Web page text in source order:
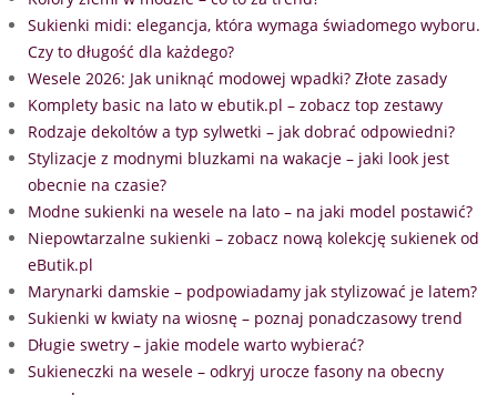
Sukienki midi: elegancja, która wymaga świadomego wyboru.
Czy to długość dla każdego?
Wesele 2026: Jak uniknąć modowej wpadki? Złote zasady
Komplety basic na lato w ebutik.pl – zobacz top zestawy
Rodzaje dekoltów a typ sylwetki – jak dobrać odpowiedni?
Stylizacje z modnymi bluzkami na wakacje – jaki look jest
obecnie na czasie?
Modne sukienki na wesele na lato – na jaki model postawić?
Niepowtarzalne sukienki – zobacz nową kolekcję sukienek od
eButik.pl
Marynarki damskie – podpowiadamy jak stylizować je latem?
Sukienki w kwiaty na wiosnę – poznaj ponadczasowy trend
Długie swetry – jakie modele warto wybierać?
Sukieneczki na wesele – odkryj urocze fasony na obecny